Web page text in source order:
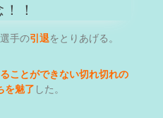
！
手の引退をとりあげる。
ことができない切れ切れの
を魅了 した。